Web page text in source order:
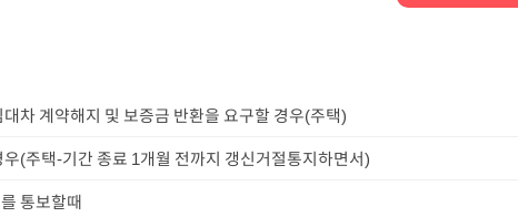
차 계약해지 및 보증금 반환을 요구할 경우(주택)
(주택-기간 종료 1개월 전까지 갱신거절통지하면서)
통보할때